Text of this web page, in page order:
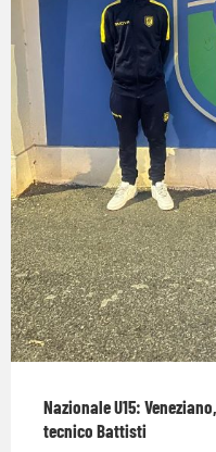
Nazionale U15:
tecnico Battisti